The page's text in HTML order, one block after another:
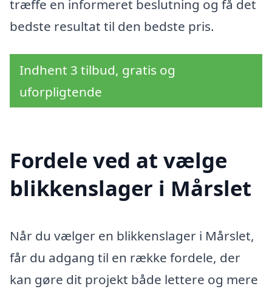
træffe en informeret beslutning og få det
bedste resultat til den bedste pris.
Indhent 3 tilbud, gratis og
uforpligtende
Fordele ved at vælge
blikkenslager i Mårslet
Når du vælger en blikkenslager i Mårslet,
får du adgang til en række fordele, der
kan gøre dit projekt både lettere og mere